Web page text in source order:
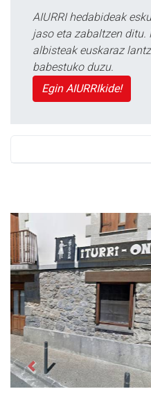
AIURRI hedabideak
jaso eta zabaltzen ditu.
albisteak euskaraz
babestuko duzu.
Egin AIURRIkide!
Previous